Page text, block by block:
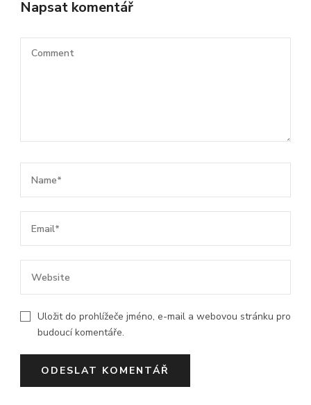
Napsat komentář
Uložit do prohlížeče jméno, e-mail a webovou stránku pro
budoucí komentáře.